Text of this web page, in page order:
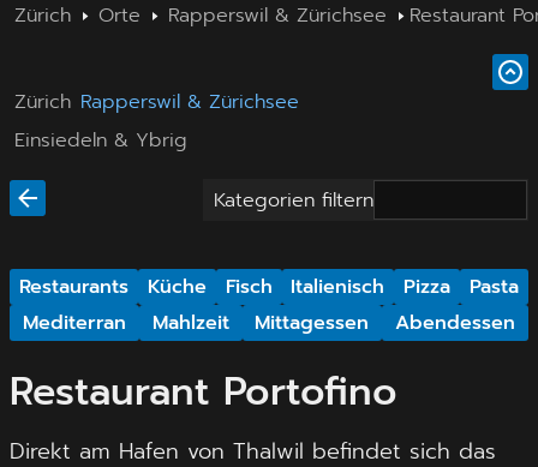
Zürich Orte Rapperswil & Zürichsee Restaurant
Zürich Rapperswil & Zürichsee
Einsiedeln & Ybrig
Kategorien filtern
Restaurants Küche Fisch Italienisch Pizza
Pasta
Mediterran
Mahlzeit Mittagessen Abendessen
Restaurant Portofino
Direkt am Hafen von Thalwil befindet sich das